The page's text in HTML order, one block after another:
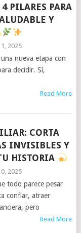
PILARES PARA
Y
2025
nueva etapa con
decidir. Sí,
Read More
CORTA
INVISIBLES Y
HISTORIA
2025
todo parece pesar
confiar, atraer
pero
Read More